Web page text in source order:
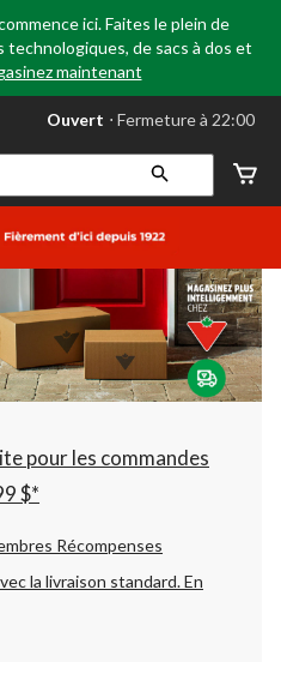
ici. Faites le plein de
de sacs à dos et
maintenant
votre
préféré
Leduc,
AB,
courament
Fermeture
à
22:00
cliquer
pour
changer
Ouvert ⋅ Fermeture à 22:00
pour les commandes
$*
Récompenses
la livraison standard.En